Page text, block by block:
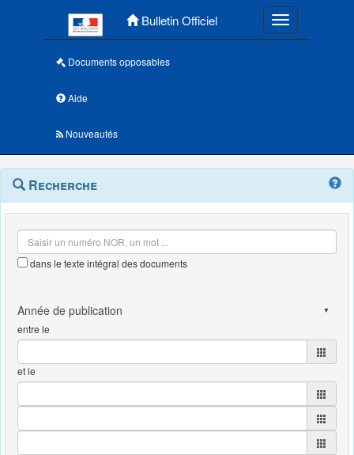
Bulletin Officiel Toggle
Documents opposables
Aide
Nouveautés
Navigation
outils
Menu
contextuel
Recherche
dans le texte intégral des documents
entre le
et le